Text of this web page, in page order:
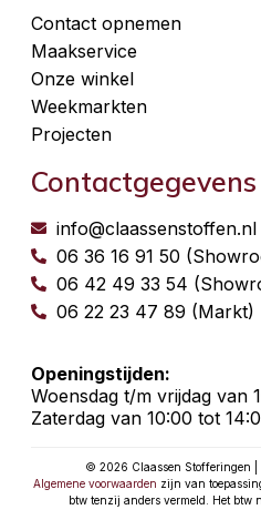
Contact opnemen
Maakservice
Onze winkel
Weekmarkten
Projecten
Contactgegevens
info@claassenstoffen.nl
06 36 16 91 50
06 42 49 33 54
06 22 23 47 89 (Markt)
Openingstijden:
Woensdag t/m vrijdag van
Zaterdag van 10:00 tot
© 2026 Claassen Stofferingen |
Algemene voorwaarden zijn van
btw tenzij anders vermeld. Het btw